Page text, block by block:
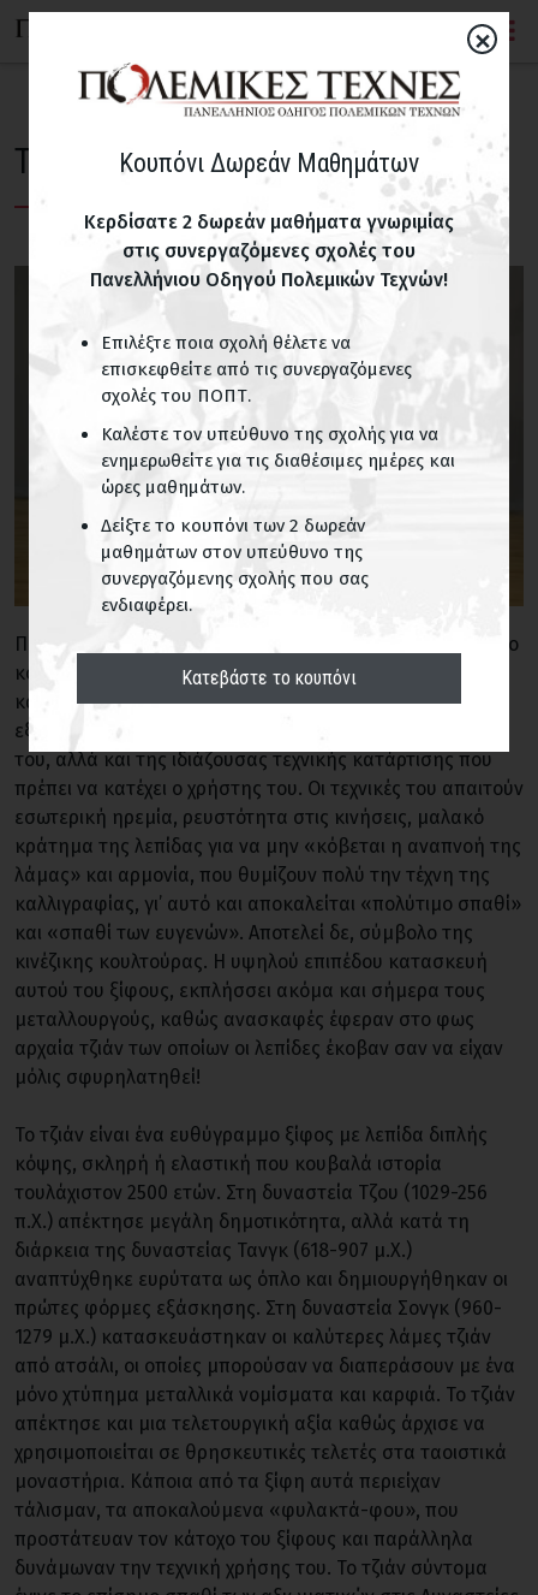
ΤΟ ΚΙΝΕΖΙΚΟ ΞΙΦΟΣ TZIAN
Παρότι οι πολεμικές τέχνες της Κίνας, περιλαμβάνουν στο
κουνγκ φου τους πολλές τεχνικές με διαφορετικής
κατασκευής σπαθιά, το ιερό ξίφος τζιάν κατέχει μια
εξέχουσα θέση, τόσο λόγω της περίτεχνης κατασκευής
του, αλλά και της ιδιάζουσας τεχνικής κατάρτισης που
πρέπει να κατέχει ο χρήστης του. Οι τεχνικές του απαιτούν
εσωτερική ηρεμία, ρευστότητα στις κινήσεις, μαλακό
κράτημα της λεπίδας για να μην «κόβεται η αναπνοή της
λάμας» και αρμονία, που θυμίζουν πολύ την τέχνη της
καλλιγραφίας, γι’ αυτό και αποκαλείται «πολύτιμο σπαθί»
και «σπαθί των ευγενών». Αποτελεί δε, σύμβολο της
κινέζικης κουλτούρας. Η υψηλού επιπέδου κατασκευή
αυτού του ξίφους, εκπλήσσει ακόμα και σήμερα τους
μεταλλουργούς, καθώς ανασκαφές έφεραν στο φως
αρχαία τζιάν των οποίων οι λεπίδες έκοβαν σαν να είχαν
μόλις σφυρηλατηθεί!
Το τζιάν είναι ένα ευθύγραμμο ξίφος με λεπίδα διπλής
κόψης, σκληρή ή ελαστική που κουβαλά ιστορία
τουλάχιστον 2500 ετών. Στη δυναστεία Τζου (1029-256
π.Χ.) απέκτησε μεγάλη δημοτικότητα, αλλά κατά τη
διάρκεια της δυναστείας Τανγκ (618-907 μ.Χ.)
αναπτύχθηκε ευρύτατα ως όπλο και δημιουργήθηκαν οι
πρώτες φόρμες εξάσκησης. Στη δυναστεία Σονγκ (960-
1279 μ.Χ.) κατασκευάστηκαν οι καλύτερες λάμες τζιάν
από ατσάλι, οι οποίες μπορούσαν να διαπεράσουν με ένα
μόνο χτύπημα μεταλλικά νομίσματα και καρφιά. Το τζιάν
απέκτησε και μια τελετουργική αξία καθώς άρχισε να
χρησιμοποιείται σε θρησκευτικές τελετές στα ταοιστικά
μοναστήρια. Κάποια από τα ξίφη αυτά περιείχαν
τάλισμαν, τα αποκαλούμενα «φυλακτά-φου», που
προστάτευαν τον κάτοχο του ξίφους και παράλληλα
δυνάμωναν την τεχνική χρήσης του. Το τζιάν σύντομα
×
Κουπόνι Δωρεάν Μαθημάτων
Κερδίσατε 2 δωρεάν μαθήματα γνωριμίας
στις συνεργαζόμενες σχολές του
Πανελλήνιου Οδηγού Πολεμικών Τεχνών!
Επιλέξτε ποια σχολή θέλετε να
επισκεφθείτε από τις συνεργαζόμενες
σχολές του ΠΟΠΤ.
Καλέστε τον υπεύθυνο της σχολής για να
ενημερωθείτε για τις διαθέσιμες ημέρες και
ώρες μαθημάτων.
Δείξτε το κουπόνι των 2 δωρεάν
μαθημάτων στον υπεύθυνο της
συνεργαζόμενης σχολής που σας
ενδιαφέρει.
Κατεβάστε το κουπόνι